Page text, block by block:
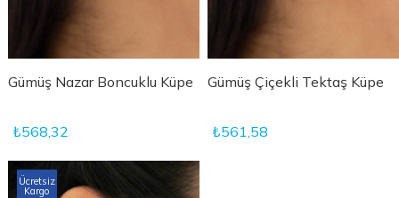
Gümüş Nazar Boncuklu Küpe
₺568,32
Gümüş Çiçekli Tektaş Küpe
₺561,58
Ücretsiz
Kargo